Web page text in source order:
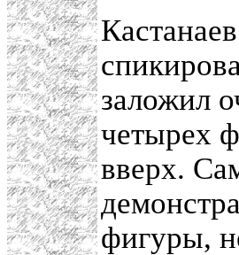
заложил
четырех
вверх.
фигуры,